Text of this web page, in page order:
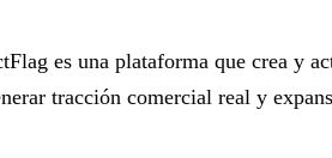
es una plataforma que crea y
tracción comercial real y